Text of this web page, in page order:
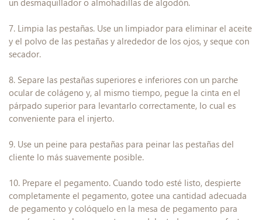
un desmaquillador o almohadillas de algodón.
7. Limpia las pestañas. Use un limpiador para eliminar el aceite
y el polvo de las pestañas y alrededor de los ojos, y seque con
secador.
8. Separe las pestañas superiores e inferiores con un parche
ocular de colágeno y, al mismo tiempo, pegue la cinta en el
párpado superior para levantarlo correctamente, lo cual es
conveniente para el injerto.
9. Use un peine para pestañas para peinar las pestañas del
cliente lo más suavemente posible.
10. Prepare el pegamento. Cuando todo esté listo, despierte
completamente el pegamento, gotee una cantidad adecuada
de pegamento y colóquelo en la mesa de pegamento para